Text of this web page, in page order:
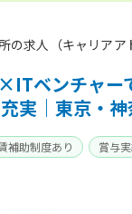
の求人（キャリアア
ベンチャー
実｜東京・
補助制度あり 賞与